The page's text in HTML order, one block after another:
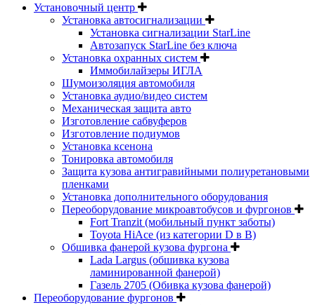
Установочный центр
Установка автосигнализации
Установка сигнализации StarLine
Автозапуск StarLine без ключа
Установка охранных систем
Иммобилайзеры ИГЛА
Шумоизоляция автомобиля
Установка аудио/видео систем
Механическая защита авто
Изготовление сабвуферов
Изготовление подиумов
Установка ксенона
Тонировка автомобиля
Защита кузова антигравийными полиуретановыми
пленками
Установка дополнительного оборудования
Переоборудование микроавтобусов и фургонов
Fort Tranzit (мобильный пункт заботы)
Toyota HiAce (из категории D в B)
Обшивка фанерой кузова фургона
Lada Largus (обшивка кузова
ламинированной фанерой)
Газель 2705 (Обивка кузова фанерой)
Переоборудование фургонов